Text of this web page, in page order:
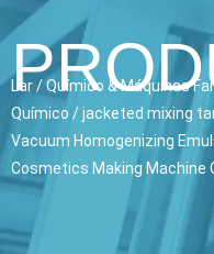
Lar/Químico & Máquinas
Químico /jacketed mixing
Vacuum Homogenizing
Cosmetics Making Machine